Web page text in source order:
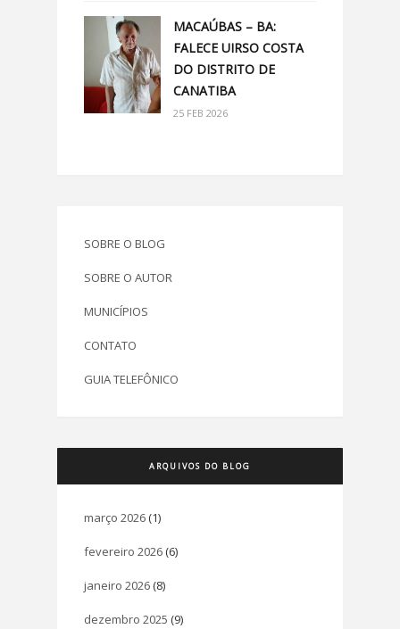
MACAÚBAS – BA:
FALECE UIRSO COSTA
DO DISTRITO DE
CANATIBA
25 FEB 2026
SOBRE O BLOG
SOBRE O AUTOR
MUNICÍPIOS
CONTATO
GUIA TELEFÔNICO
ARQUIVOS DO BLOG
março 2026 (1)
fevereiro 2026 (6)
janeiro 2026 (8)
dezembro 2025 (9)